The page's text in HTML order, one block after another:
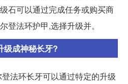
石可以通过完成任务或购买商
登法环护甲,选择升级并。
级成神秘长牙?
法环长牙可以通过特定的升级